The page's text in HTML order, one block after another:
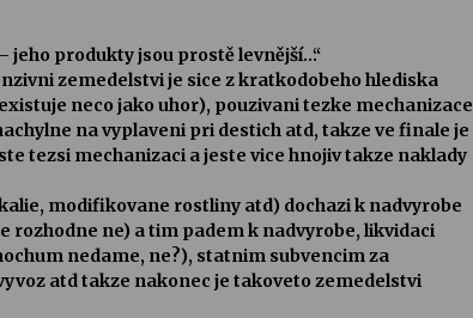
jeho produkty jsou prostě levnější…“
zemedelstvi je sice z kratkodobeho hlediska
neco jako uhor), pouzivani tezke mechanizace
na vyplaveni pri destich atd, takze ve finale je
tezsi mechanizaci a jeste vice hnojiv takze naklady
modifikovane rostliny atd) dochazi k nadvyrobe
rozhodne ne) a tim padem k nadvyrobe, likvidaci
nedame, ne?), statnim subvencim za
atd takze nakonec je takoveto zemedelstvi